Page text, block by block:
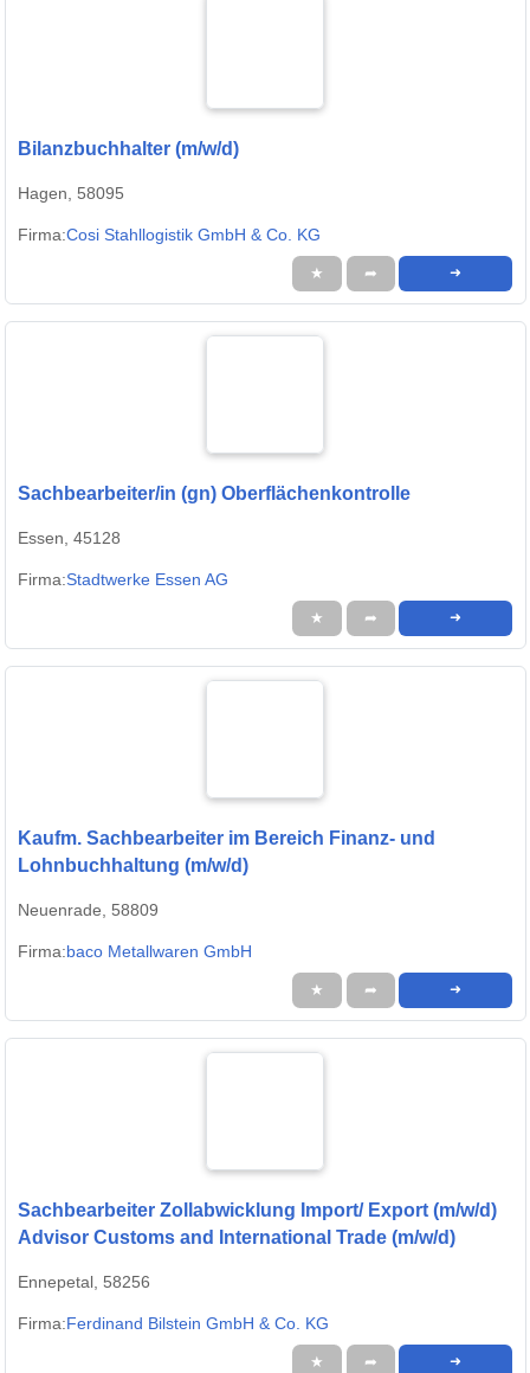
Bilanzbuchhalter (m/w/d)
Hagen, 58095
Firma:Cosi Stahllogistik GmbH & Co. KG
★ ➦ ➜
Sachbearbeiter/in (gn) Oberflächenkontrolle
Essen, 45128
Firma:Stadtwerke Essen AG
★ ➦ ➜
Kaufm. Sachbearbeiter im Bereich Finanz- und
Lohnbuchhaltung (m/w/d)
Neuenrade, 58809
Firma:baco Metallwaren GmbH
★ ➦ ➜
Sachbearbeiter Zollabwicklung Import/ Export (m/w/d)
Advisor Customs and International Trade (m/w/d)
Ennepetal, 58256
Firma:Ferdinand Bilstein GmbH & Co. KG
★ ➦ ➜